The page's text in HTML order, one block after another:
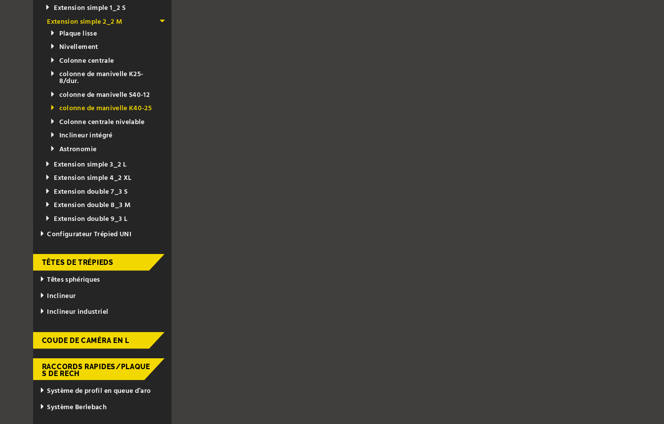
Extension simple 1_2 S
Extension simple 2_2 M
Plaque lisse
Nivellement
Colonne centrale
colonne de manivelle K25-
8/dur.
colonne de manivelle S40-12
colonne de manivelle K40-25
Colonne centrale nivelable
Inclineur intégré
Astronomie
Extension simple 3_2 L
Extension simple 4_2 XL
Extension double 7_3 S
Extension double 8_3 M
Extension double 9_3 L
Configurateur Trépied UNI
TÊTES DE TRÉPIEDS
Têtes sphériques
Inclineur
Inclineur industriel
COUDE DE CAMÉRA EN L
RACCORDS RAPIDES/PLAQUE
S DE RECH
Système de profil en queue d’aro
Système Berlebach